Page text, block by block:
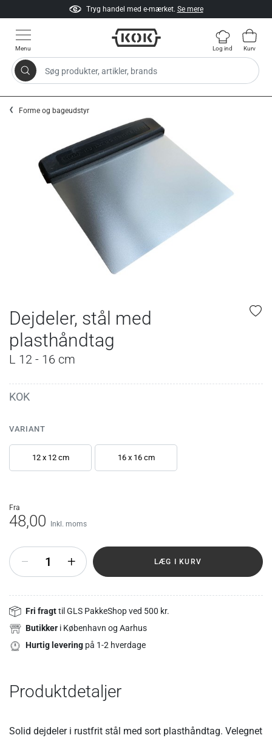
Tryg handel med e-mærket. Se mere
Menu
Søg produkter, artikler, brands
Log ind Kurv
Forme og bageudstyr
Dejdeler, stål med
plasthåndtag
L 12 - 16 cm
KOK
VARIANT
12 x 12 cm 16 x 16 cm
fra
48,00 Inkl. moms
+ LÆG I KURV
Fri fragttil GLS PakkeShop ved 500 kr.
Butikker i København og Aarhus
Hurtig levering på 1-2 hverdage
Produktdetaljer
Solid dejdeler i rustfrit stål med sort plasthåndtag. Velegnet